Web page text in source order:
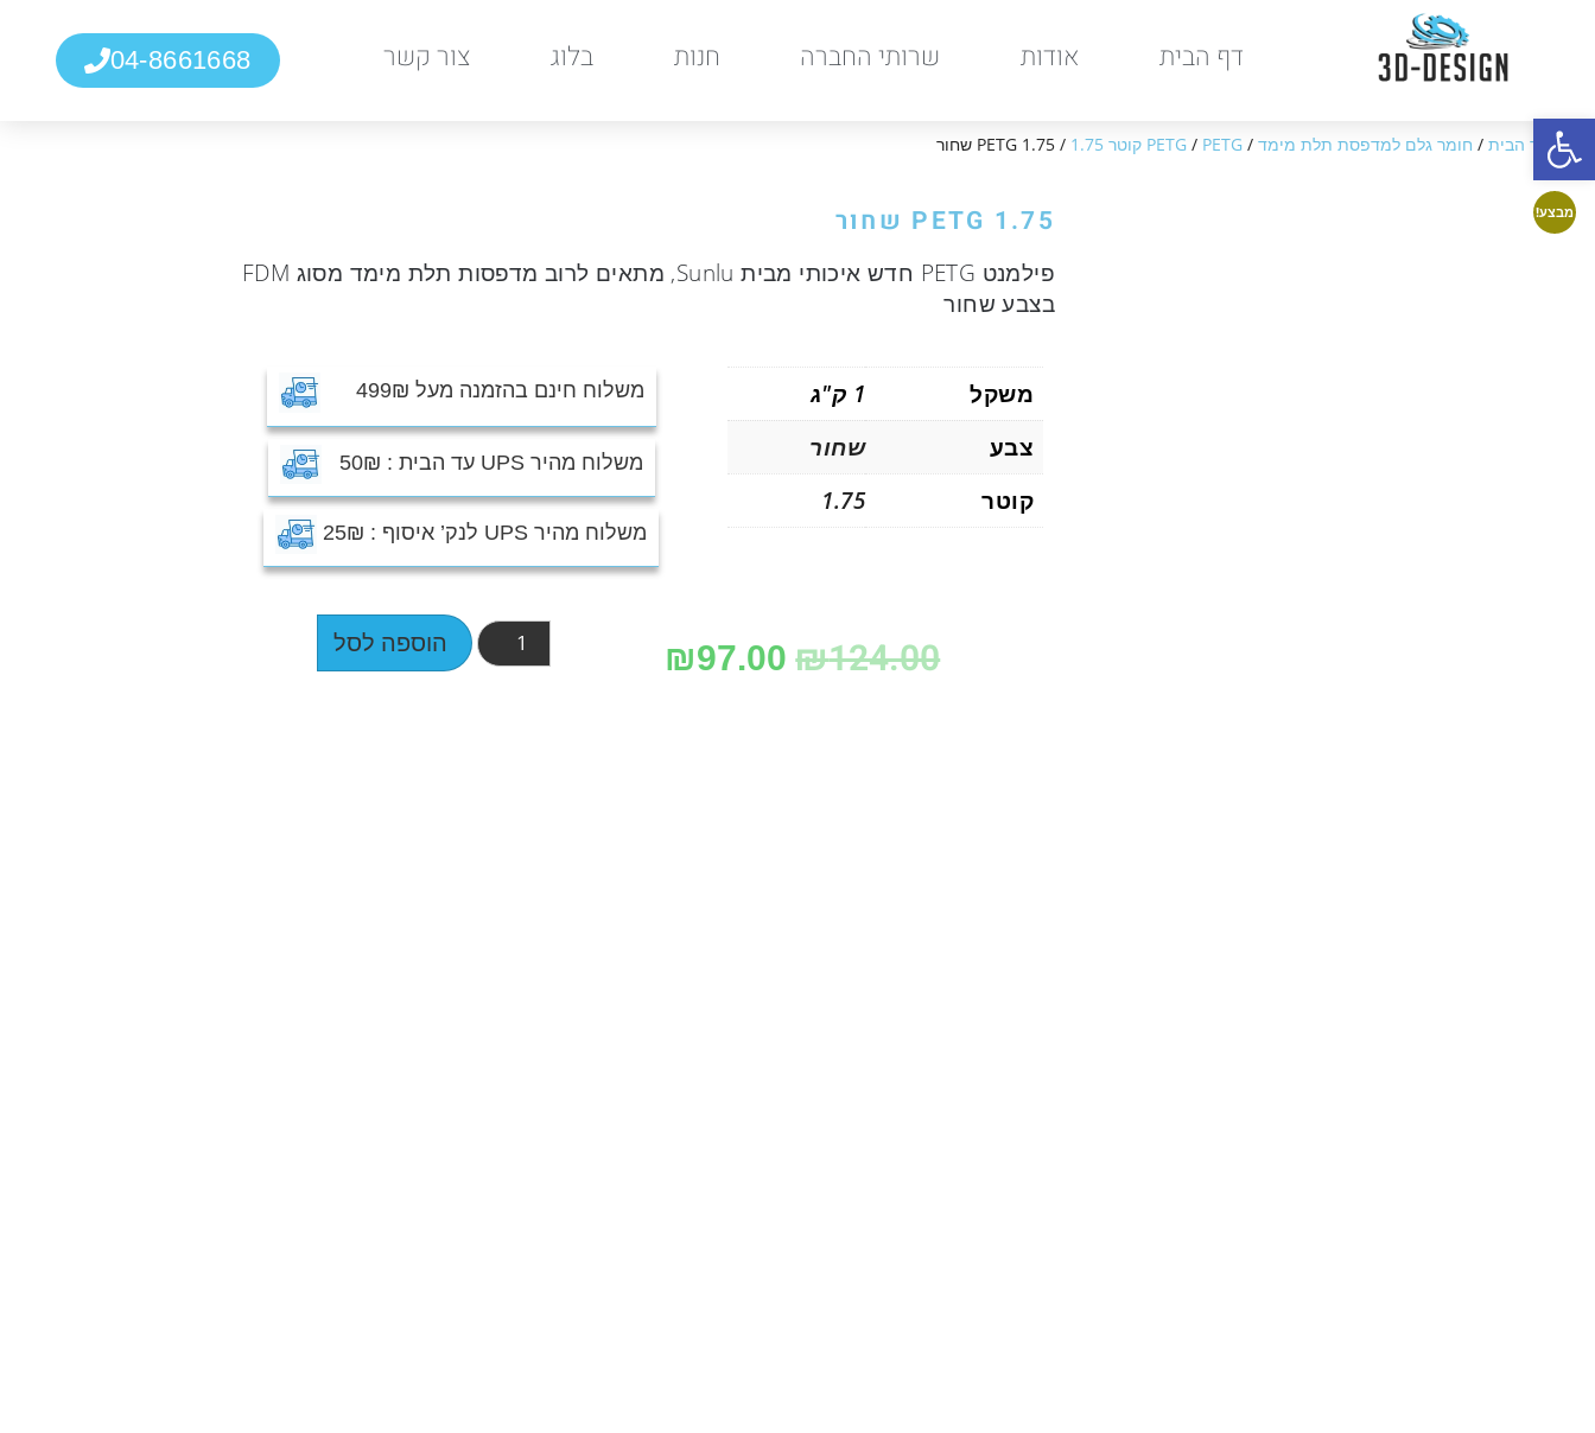
פתח סרגל נגישות
דף הבית אודות שרותי החברה חנות בלוג צור קשר 04-8661668
עמוד הבית / חומר גלם למדפסת תלת מימד /
PETG / PETG קוטר 1.75 / PETG 1.75 שחור
מבצע! PETG 1.75 שחור
פילמנט PETG חדש איכותי מבית Sunlu, מתאים לרוב מדפסות תלת מימד מסוג FDM
בצבע שחור
משקל
1 ק"ג
צבע
שחור
קוטר
1.75
משלוח חינם בהזמנה מעל 499₪
משלוח מהיר UPS עד הבית : 50₪
משלוח מהיר UPS לנק’ איסוף : 25₪
₪124.00
₪97.00 הוספה לסל